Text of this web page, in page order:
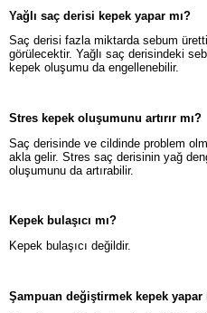
Yağlı saç derisi kepek yapar mı?
Saç derisi fazla miktarda sebum
görülecektir. Yağlı saç derisindeki
kepek oluşumu da engellenebilir.
Stres kepek oluşumunu artırır mı?
Saç derisinde ve cildinde problem
akla gelir. Stres saç derisinin yağ
oluşumunu da artırabilir.
Kepek bulaşıcı mı?
Kepek bulaşıcı değildir.
Şampuan değiştirmek kepek yapar